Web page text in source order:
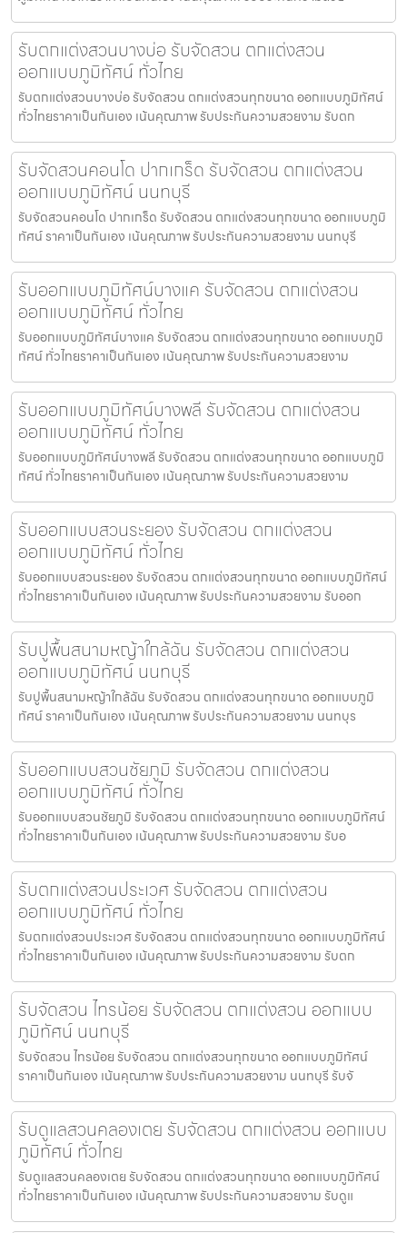
รับตกแต่งสวนบางบ่อ รับจัดสวน ตกแต่งสวน
ออกแบบภูมิทัศน์ ทั่วไทย
รับตกแต่งสวนบางบ่อ รับจัดสวน ตกแต่งสวนทุกขนาด ออกแบบภูมิทัศน์
ทั่วไทยราคาเป็นกันเอง เน้นคุณภาพ รับประกันความสวยงาม รับตก
รับจัดสวนคอนโด ปากเกร็ด รับจัดสวน ตกแต่งสวน
ออกแบบภูมิทัศน์ นนทบุรี
รับจัดสวนคอนโด ปากเกร็ด รับจัดสวน ตกแต่งสวนทุกขนาด ออกแบบภูมิ
ทัศน์ ราคาเป็นกันเอง เน้นคุณภาพ รับประกันความสวยงาม นนทบุรี
รับออกแบบภูมิทัศน์บางแค รับจัดสวน ตกแต่งสวน
ออกแบบภูมิทัศน์ ทั่วไทย
รับออกแบบภูมิทัศน์บางแค รับจัดสวน ตกแต่งสวนทุกขนาด ออกแบบภูมิ
ทัศน์ ทั่วไทยราคาเป็นกันเอง เน้นคุณภาพ รับประกันความสวยงาม
รับออกแบบภูมิทัศน์บางพลี รับจัดสวน ตกแต่งสวน
ออกแบบภูมิทัศน์ ทั่วไทย
รับออกแบบภูมิทัศน์บางพลี รับจัดสวน ตกแต่งสวนทุกขนาด ออกแบบภูมิ
ทัศน์ ทั่วไทยราคาเป็นกันเอง เน้นคุณภาพ รับประกันความสวยงาม
รับออกแบบสวนระยอง รับจัดสวน ตกแต่งสวน
ออกแบบภูมิทัศน์ ทั่วไทย
รับออกแบบสวนระยอง รับจัดสวน ตกแต่งสวนทุกขนาด ออกแบบภูมิทัศน์
ทั่วไทยราคาเป็นกันเอง เน้นคุณภาพ รับประกันความสวยงาม รับออก
รับปูพื้นสนามหญ้าใกล้ฉัน รับจัดสวน ตกแต่งสวน
ออกแบบภูมิทัศน์ นนทบุรี
รับปูพื้นสนามหญ้าใกล้ฉัน รับจัดสวน ตกแต่งสวนทุกขนาด ออกแบบภูมิ
ทัศน์ ราคาเป็นกันเอง เน้นคุณภาพ รับประกันความสวยงาม นนทบุร
รับออกแบบสวนชัยภูมิ รับจัดสวน ตกแต่งสวน
ออกแบบภูมิทัศน์ ทั่วไทย
รับออกแบบสวนชัยภูมิ รับจัดสวน ตกแต่งสวนทุกขนาด ออกแบบภูมิทัศน์
ทั่วไทยราคาเป็นกันเอง เน้นคุณภาพ รับประกันความสวยงาม รับอ
รับตกแต่งสวนประเวศ รับจัดสวน ตกแต่งสวน
ออกแบบภูมิทัศน์ ทั่วไทย
รับตกแต่งสวนประเวศ รับจัดสวน ตกแต่งสวนทุกขนาด ออกแบบภูมิทัศน์
ทั่วไทยราคาเป็นกันเอง เน้นคุณภาพ รับประกันความสวยงาม รับตก
รับจัดสวน ไทรน้อย รับจัดสวน ตกแต่งสวน ออกแบบ
ภูมิทัศน์ นนทบุรี
รับจัดสวน ไทรน้อย รับจัดสวน ตกแต่งสวนทุกขนาด ออกแบบภูมิทัศน์
ราคาเป็นกันเอง เน้นคุณภาพ รับประกันความสวยงาม นนทบุรี รับจั
รับดูแลสวนคลองเตย รับจัดสวน ตกแต่งสวน ออกแบบ
ภูมิทัศน์ ทั่วไทย
รับดูแลสวนคลองเตย รับจัดสวน ตกแต่งสวนทุกขนาด ออกแบบภูมิทัศน์
ทั่วไทยราคาเป็นกันเอง เน้นคุณภาพ รับประกันความสวยงาม รับดูแ